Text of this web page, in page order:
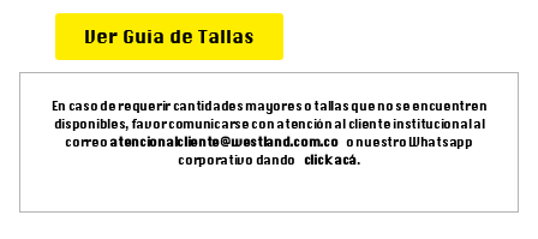
Ver Guia de Tallas
En caso de requerir cantidades mayores o tallas que no se encuentren
disponibles, favor comunicarse con atención al cliente institucional al
correoatencionalcliente@westland.com.coo nuestro Whatsapp
corporativo dando click acá.